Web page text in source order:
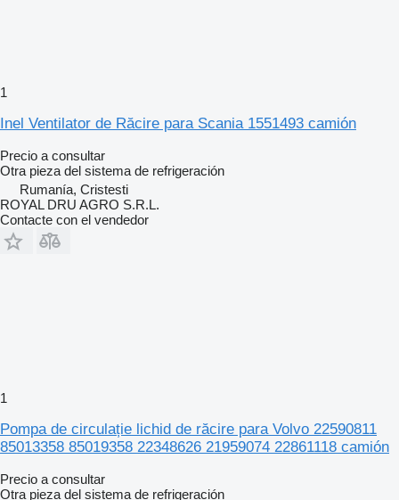
1
Inel Ventilator de Răcire para Scania 1551493 camión
Precio a consultar
Otra pieza del sistema de refrigeración
Rumanía, Cristesti
ROYAL DRU AGRO S.R.L.
Contacte con el vendedor
1
Pompa de circulație lichid de răcire para Volvo 22590811
85013358 85019358 22348626 21959074 22861118 camión
Precio a consultar
Otra pieza del sistema de refrigeración